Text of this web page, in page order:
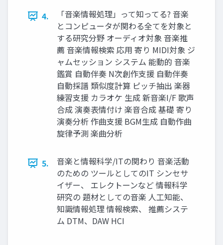
4.
「音楽情報処理」って知ってる? 音楽
とコンピュータが関わる全てを対象と
する研究分野 オーディオ対象 音楽推
薦 音楽情報検索 応用 寄り MIDI対象 ジ
ャムセッション システム 能動的 音楽
鑑賞 自動伴奏 N次創作支援 自動伴奏
自動採譜 類似度計算 ピッチ抽出 楽器
練習支援 カラオケ 生成 新音楽I/F 歌声
合成 演奏表情付け 楽音合成 基礎 寄り
演奏分析 作曲支援 BGM生成 自動作曲
旋律予測 楽曲分析
5.
音楽と情報科学/ITの関わり 音楽活動
のための ツールとしてのIT シンセサ
イザー、 エレクトーンなど 情報科学
研究の 題材としての音楽 人工知能、
知識情報処理 情報検索、 推薦システ
ム DTM、DAW HCI